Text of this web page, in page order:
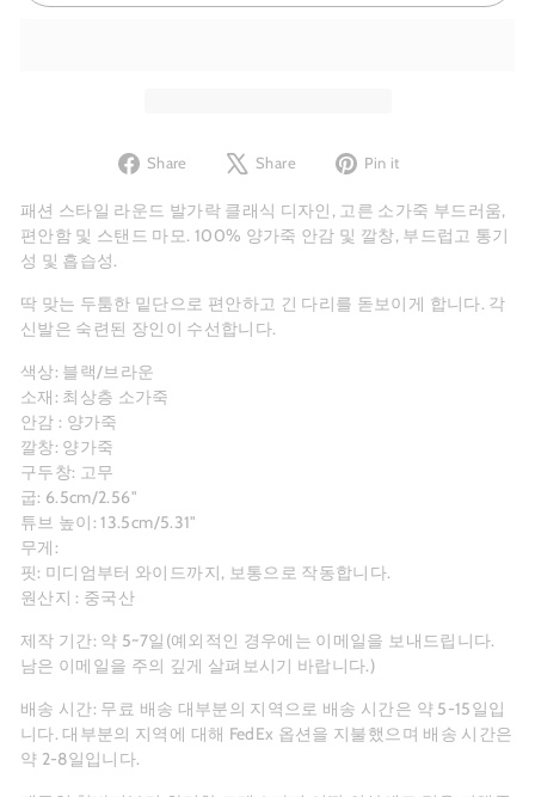
Share
Share
Facebook
Share
Tweet
X
Pin it
Pinterest
패션 스타일 라운드 발가락 클래식 디자인, 고른 소가죽 부드러움,
편안함 및 스탠드 마모. 100% 양가죽 안감 및 깔창, 부드럽고 통기
성 및 흡습성.
딱 맞는 두툼한 밑단으로 편안하고 긴 다리를 돋보이게 합니다. 각
신발은 숙련된 장인이 수선합니다.
색상: 블랙/브라운
소재: 최상층 소가죽
안감 : 양가죽
깔창: 양가죽
구두창: 고무
굽: 6.5cm/2.56"
튜브 높이: 13.5cm/5.31"
무게:
핏: 미디엄부터 와이드까지, 보통으로 작동합니다.
원산지 : 중국산
제작 기간: 약 5~7일(예외적인 경우에는 이메일을 보내드립니다.
남은 이메일을 주의 깊게 살펴보시기 바랍니다.)
배송 시간: 무료 배송 대부분의 지역으로 배송 시간은 약 5-15일입
니다. 대부분의 지역에 대해 FedEx 옵션을 지불했으며 배송 시간은
약 2-8일입니다.